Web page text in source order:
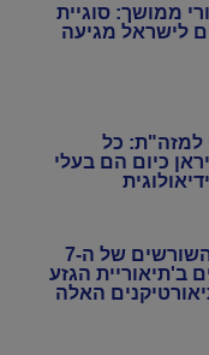
ממושך: סוגיית
לישראל מגיעה
למזה"ת: כל
כיום הם בעלי
ג'ונתן בוטצ'ר: "השורשים של ה-7
ב'תיאוריית הגזע
האלה